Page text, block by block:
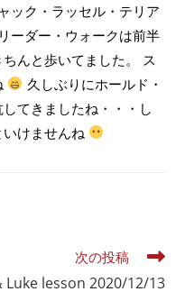
ック・ラッセル・テリア
ーダー・ウォークは前半
んと歩いてました。 ス
久しぶりにホールド・
てきましたね・・・し
けませんね
次の投稿
Luke lesson 2020/12/13